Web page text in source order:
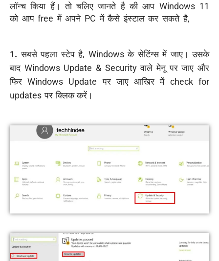
लॉन्च किया हैं। तो चलिए जानते है की आप Windows 11
को आप free में अपने PC में कैसे इंस्टाल कर सकते है,
1. सबसे पहला स्टेप है, Windows के सेटिंग्स में जाए। उसके
बाद Windows Update & Security वाले मेनू पर जाए और
फिर Windows Update पर जाए आखिर में check for
updates पर क्लिक करें।